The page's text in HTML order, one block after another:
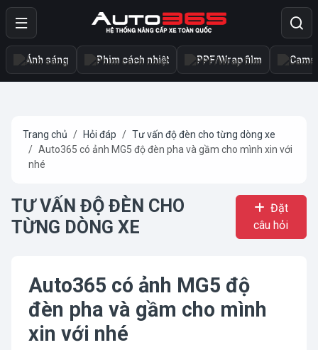
Ánh sáng Phim cách nhiệt PPF/Wrap film
Trang chủ Hỏi đáp
Tư vấn độ đèn cho từng dòng xe
Auto365 có ảnh MG5 độ đèn pha và gầm cho mình xin với
nhé
TƯ VẤN ĐỘ ĐÈN CHO
TỪNG DÒNG XE
Đặt
câu hỏi
Auto365 có ảnh MG5 độ
đèn pha và gầm cho mình
xin với nhé